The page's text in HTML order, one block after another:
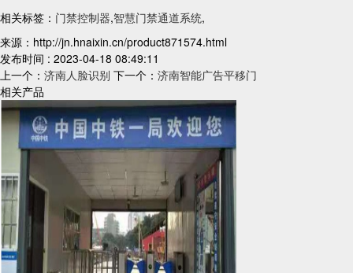
相关标签： 门禁控制器,智慧门禁通道系统,
来源：http://jn.hnaixin.cn/product871574.html
发布时间 : 2023-04-18 08:49:11
上一个： 济南人脸识别 下一个： 济南智能广告平移门
相关产品